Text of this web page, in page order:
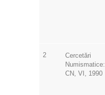
2
Cercetări
Numismatice:
CN, VI, 1990